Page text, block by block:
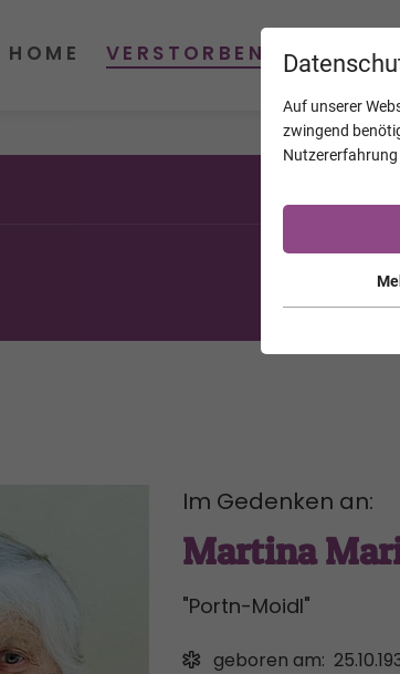
Sie
Im Gedenken an:
Martina
"Portn-Moidl"
geboren am:
Auf unserer
zwingend
Nutzererfahrung
HOME VERSTORBENE